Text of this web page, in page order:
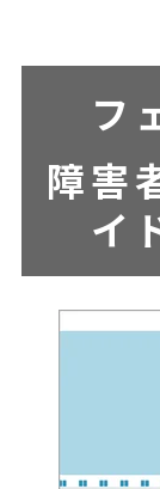
フ
障害
イ